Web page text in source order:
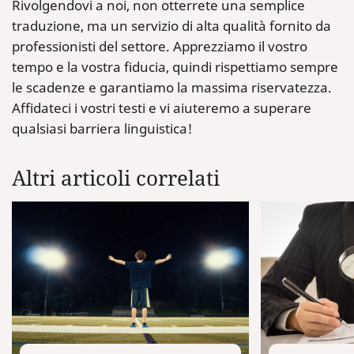
Rivolgendovi a noi, non otterrete una semplice
traduzione, ma un servizio di alta qualità fornito da
professionisti del settore. Apprezziamo il vostro
tempo e la vostra fiducia, quindi rispettiamo sempre
le scadenze e garantiamo la massima riservatezza.
Affidateci i vostri testi e vi aiuteremo a superare
qualsiasi barriera linguistica!
Altri articoli correlati